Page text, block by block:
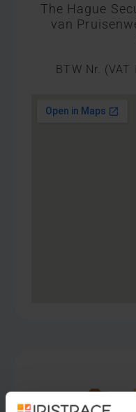
The Hague
van
BTW Nr. (VAT